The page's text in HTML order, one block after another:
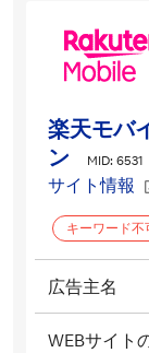
楽天モバ
ン
MID: 6531
サイト情報
キーワード不
広告主名
WEBサイト